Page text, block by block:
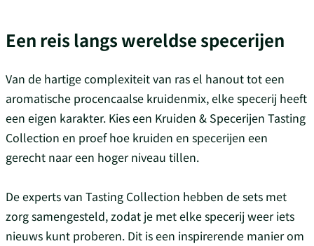
Een reis langs wereldse specerijen
Van de hartige complexiteit van ras el hanout tot een
aromatische procencaalse kruidenmix, elke specerij heeft
een eigen karakter. Kies een Kruiden & Specerijen Tasting
Collection en proef hoe kruiden en specerijen een
gerecht naar een hoger niveau tillen.
De experts van Tasting Collection hebben de sets met
zorg samengesteld, zodat je met elke specerij weer iets
nieuws kunt proberen. Dit is een inspirerende manier om